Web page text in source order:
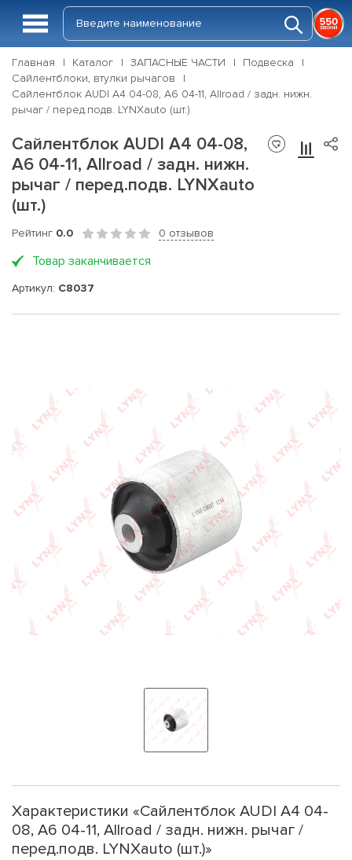
Главная Каталог ЗАПАСНЫЕ ЧАСТИ
Подвеска
Сайлентблоки, втулки рычагов
Сайлентблок AUDI A4 04-08, A6 04-11, Allroad / задн. нижн.
рычаг / перед.подв. LYNXauto (шт.)
Сайлентблок AUDI A4 04-08,
A6 04-11, Allroad / задн. нижн.
рычаг / перед.подв. LYNXauto
(шт.)
Рейтинг 0.0 0 отзывов
Товар заканчивается
Артикул: C8037
Характеристики «Сайлентблок AUDI A4 04-
08, A6 04-11, Allroad / задн. нижн. рычаг /
перед.подв. LYNXauto (шт.)»